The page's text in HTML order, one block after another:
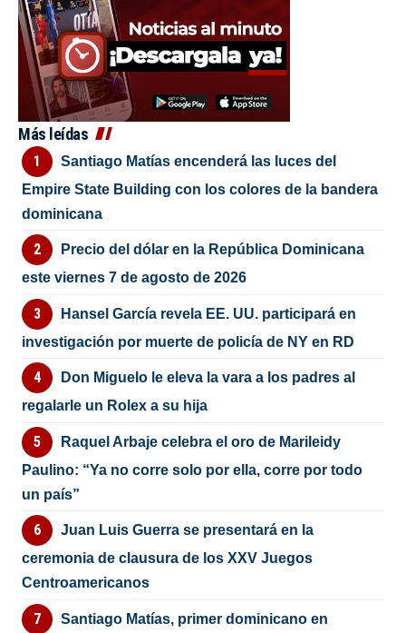
Más leídas
Santiago Matías encenderá las luces del
Empire State Building con los colores de la bandera
dominicana
Precio del dólar en la República Dominicana
este viernes 7 de agosto de 2026
Hansel García revela EE. UU. participará en
investigación por muerte de policía de NY en RD
Don Miguelo le eleva la vara a los padres al
regalarle un Rolex a su hija
Raquel Arbaje celebra el oro de Marileidy
Paulino: “Ya no corre solo por ella, corre por todo
un país”
Juan Luis Guerra se presentará en la
ceremonia de clausura de los XXV Juegos
Centroamericanos
Santiago Matías, primer dominicano en